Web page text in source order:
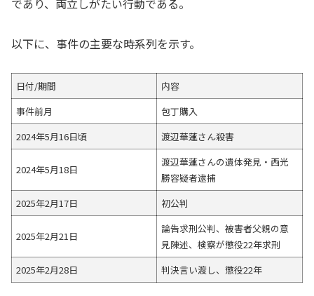
以下に、事件の主要な時系列を示す。
日付/期間
内容
事件前月
包丁購入
2024年5月16日頃
渡辺華蓮さん殺害
2024年5月18日
渡辺華蓮さんの遺体発見・西光
勝容疑者逮捕
2025年2月17日
初公判
2025年2月21日
論告求刑公判、被害者父親の意
見陳述、検察が懲役22年求刑
2025年2月28日
判決言い渡し、懲役22年